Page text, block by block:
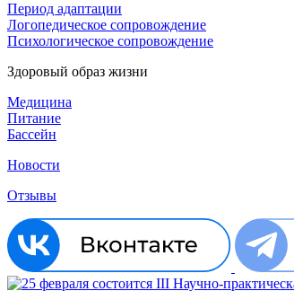
Период адаптации
Логопедическое сопровождение
Психологическое сопровождение
Здоровый образ жизни
Медицина
Питание
Бассейн
Новости
Отзывы